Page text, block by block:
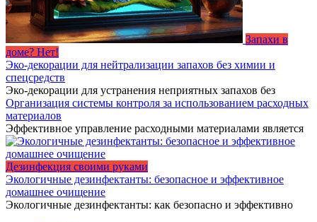
Запахи в
доме? Нет!
Эко-декорации для нейтрализации запахов без химии и
спецсредств
Эко-декорации для устранения неприятных запахов без
Организация системы контроля за использованием расходных
материалов
Эффективное управление расходными материалами является
Дезинфекция своими руками
Экологичные дезинфектанты: безопасное и эффективное
домашнее очищение
Экологичные дезинфектанты: как безопасно и эффективно